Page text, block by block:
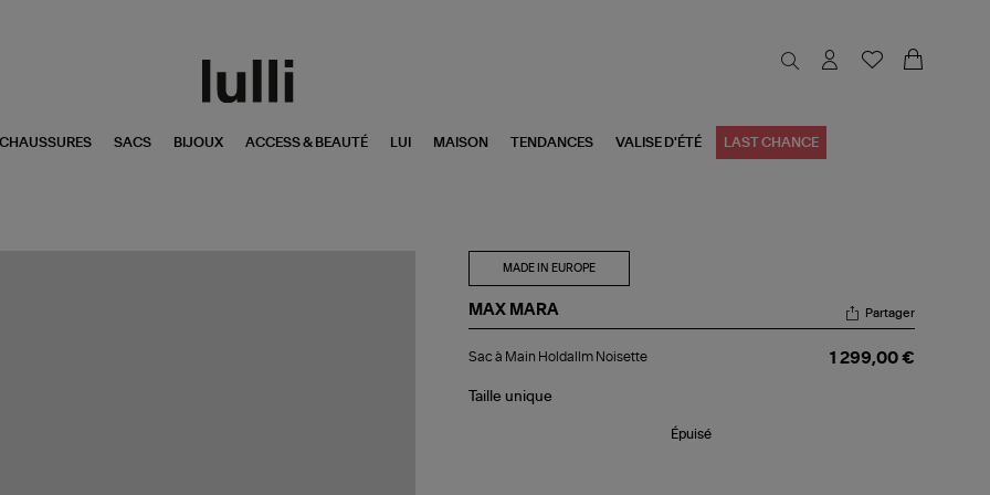
CHAUSSURES SACS BIJOUX ACCESS & BEAUTÉ LUI MAISON TENDANCES VALISE D'ÉTÉ LAST CHANCE
MADE IN EUROPE
MAX MARA
à
Holdallm
Partager
Sac à Main Holdallm Noisette 1 299,00 €
Taille unique
Épuisé